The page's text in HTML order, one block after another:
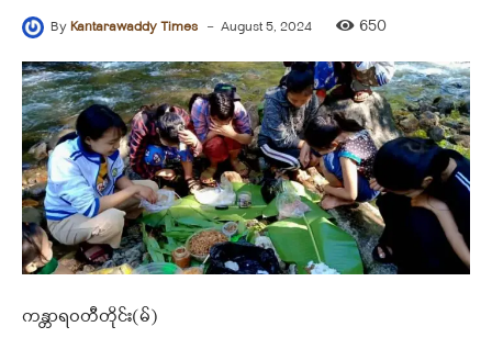
ByKantarawaddy Times - August 5, 2024 650
ကန္တာရဝတီတိုင်း(မ်)